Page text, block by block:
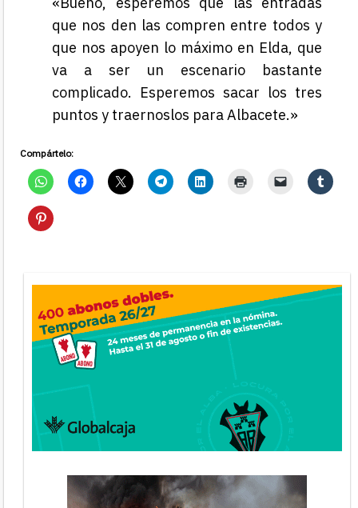
que nos den las compren entre todos y
que nos apoyen lo máximo en Elda, que
va a ser un escenario bastante
complicado. Esperemos sacar los tres
puntos y traernoslos para Albacete.»
Compártelo: